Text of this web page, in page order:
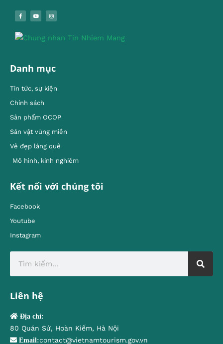
Danh mục
Tin tức, sự kiện
Chính sách
Sản phẩm OCOP
Sản vật vùng miền
Vẻ đẹp làng quê
Mô hình, kinh nghiêm
Kết nối với chúng tôi
Facebook
Youtube
Instagram
Liên hệ
Địa chỉ:
80 Quán Sứ, Hoàn Kiếm, Hà Nội
Email:contact@vietnamtourism.gov.vn